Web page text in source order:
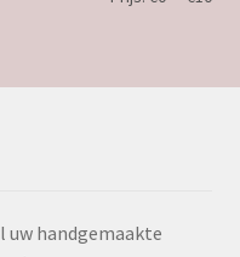
uw handgemaakte